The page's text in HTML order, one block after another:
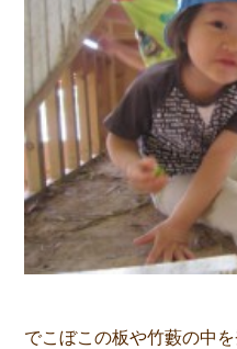
でこぼこの板や竹藪の中